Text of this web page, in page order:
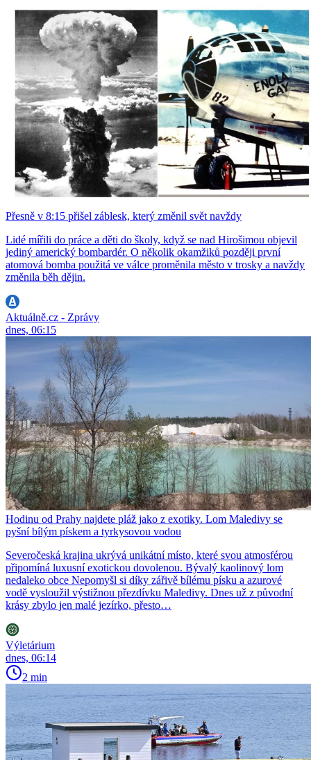
Přesně v 8:15 přišel záblesk, který změnil svět navždy
Lidé mířili do práce a děti do školy, když se nad Hirošimou objevil
jediný americký bombardér. O několik okamžiků později první
atomová bomba použitá ve válce proměnila město v trosky a navždy
změnila běh dějin.
Aktuálně.cz - Zprávy
dnes, 06:15
Hodinu od Prahy najdete pláž jako z exotiky. Lom Maledivy se
pyšní bílým pískem a tyrkysovou vodou
Severočeská krajina ukrývá unikátní místo, které svou atmosférou
připomíná luxusní exotickou dovolenou. Bývalý kaolinový lom
nedaleko obce Nepomyšl si díky zářivě bílému písku a azurové
vodě vysloužil výstižnou přezdívku Maledivy. Dnes už z původní
krásy zbylo jen malé jezírko, přesto…
Výletárium
dnes, 06:14
2 min